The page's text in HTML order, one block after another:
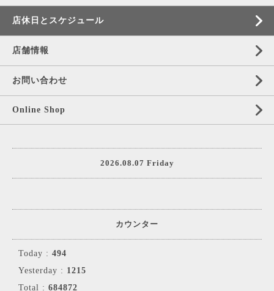
店休日とスケジュール
店舗情報
お問い合わせ
Online Shop
2026.08.07 Friday
カウンター
Today : 494
Yesterday : 1215
Total : 684872